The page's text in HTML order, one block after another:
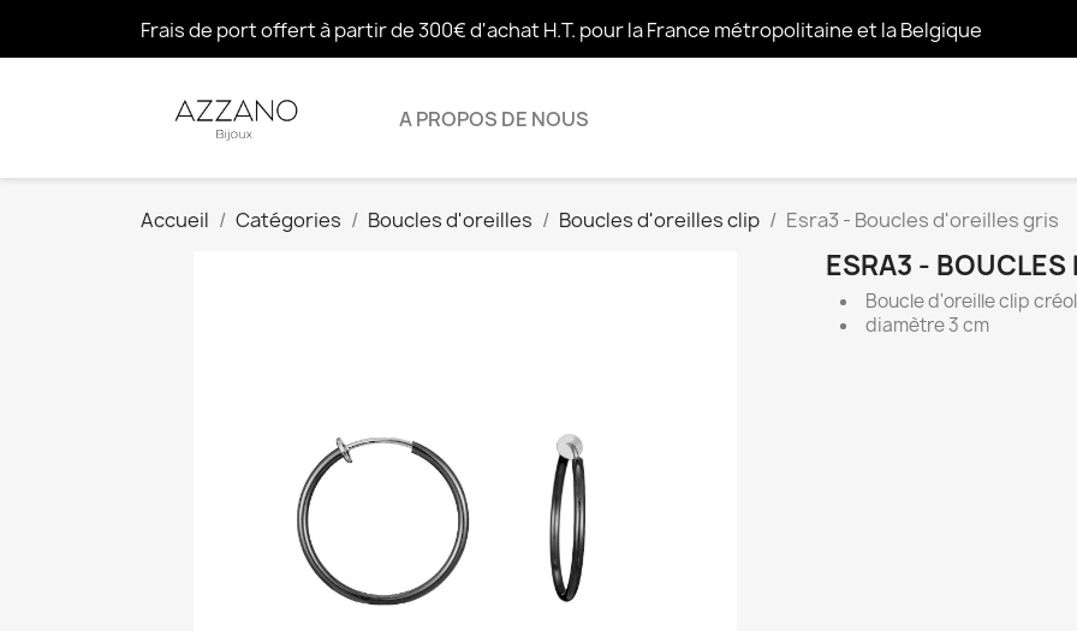
Frais de port offert à partir de 300€ d'achat H.T. pour la France métropolitaine et la Belgique
A PROPOS DE NOUS
Accueil Catégories Boucles d'oreilles Boucles d'oreilles clip Esra3 - Boucles d'oreilles gris
ESRA3 - BOUCLES
Boucle d'oreille clip
diamètre 3 cm